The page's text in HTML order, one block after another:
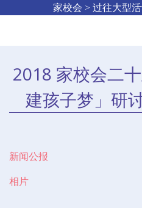
家校会 > 过往大型
2018 家校会二
建孩子梦」研
新闻公报
相片